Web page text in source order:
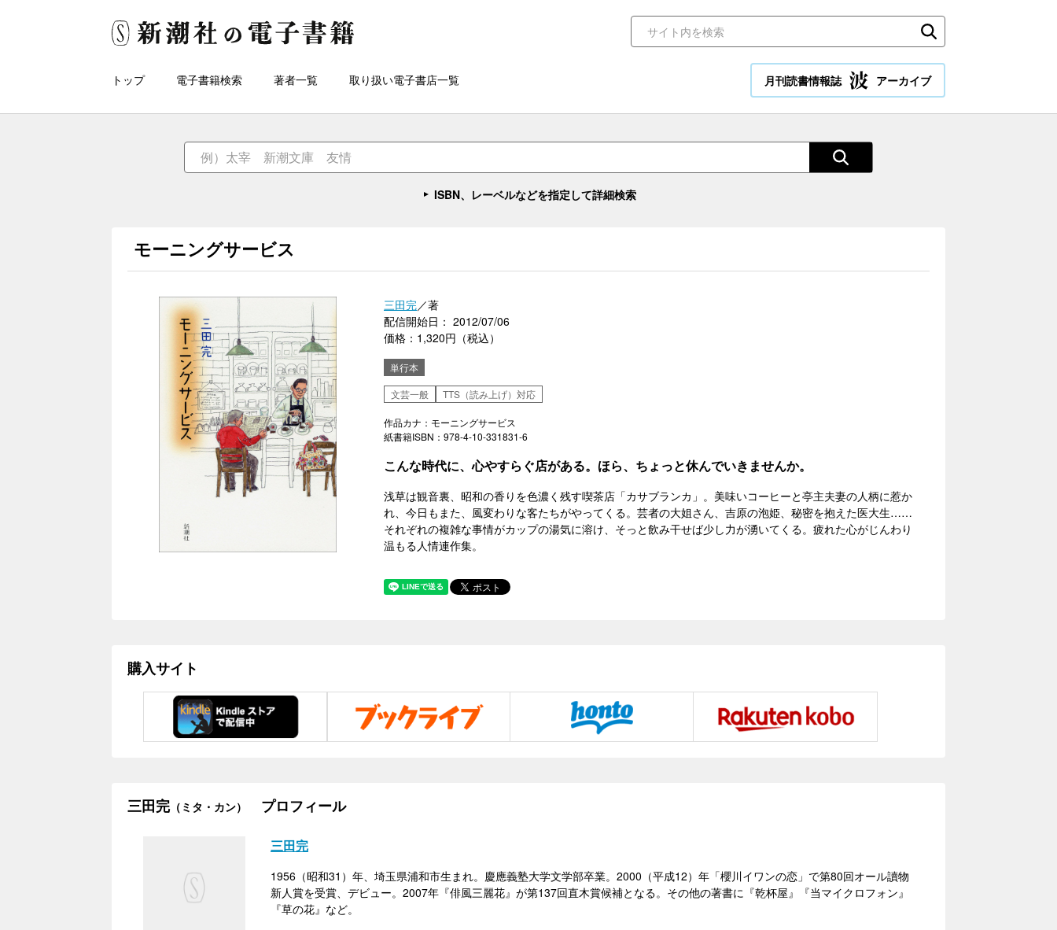
トップ 電子書籍検索 著者一覧 取り扱い電子書店一覧 月刊読書情報誌 アーカイブ
ISBN、レーベルなどを指定して詳細検索
モーニングサービス
三田完／著
配信開始日： 2012/07/06
価格：1,320円（税込）
単行本
文芸一般
TTS（読み上げ）対応
作品カナ：モーニングサービス
紙書籍ISBN：978-4-10-331831-6
こんな時代に、心やすらぐ店がある。ほら、ちょっと休んでいきませんか。
浅草は観音裏、昭和の香りを色濃く残す喫茶店「カサブランカ」。美味いコーヒーと亭主夫妻の人柄に惹か
れ、今日もまた、風変わりな客たちがやってくる。芸者の大姐さん、吉原の泡姫、秘密を抱えた医大生……
それぞれの複雑な事情がカップの湯気に溶け、そっと飲み干せば少し力が湧いてくる。疲れた心がじんわり
温もる人情連作集。
購入サイト
三田完（ミタ・カン） プロフィール
三田完
1956（昭和31）年、埼玉県浦和市生まれ。慶應義塾大学文学部卒業。2000（平成12）年「櫻川イワンの恋」で第80回オール讀物
新人賞を受賞、デビュー。2007年『俳風三麗花』が第137回直木賞候補となる。その他の著書に『乾杯屋』『当マイクロフォン』
『草の花』など。